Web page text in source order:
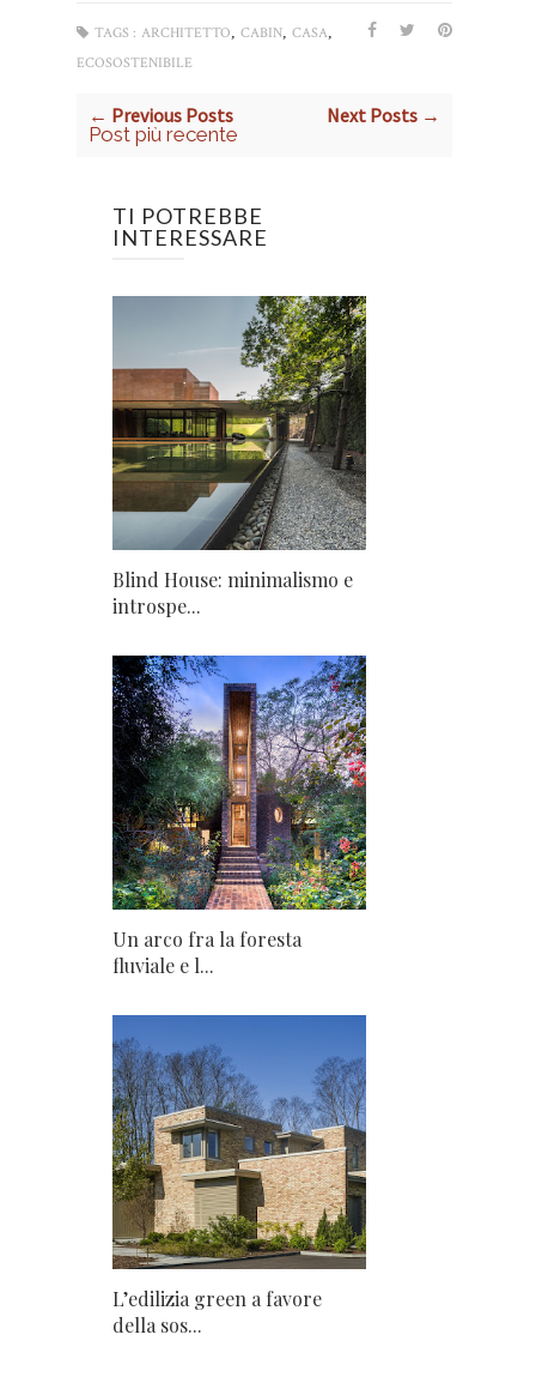
TAGS : ARCHITETTO, CABIN, CASA,
ECOSOSTENIBILE
← Previous Posts
Post più recente
Next Posts →
TI POTREBBE
INTERESSARE
Blind House: minimalismo e
introspe...
Un arco fra la foresta
fluviale e l...
L’edilizia green a favore
della sos...